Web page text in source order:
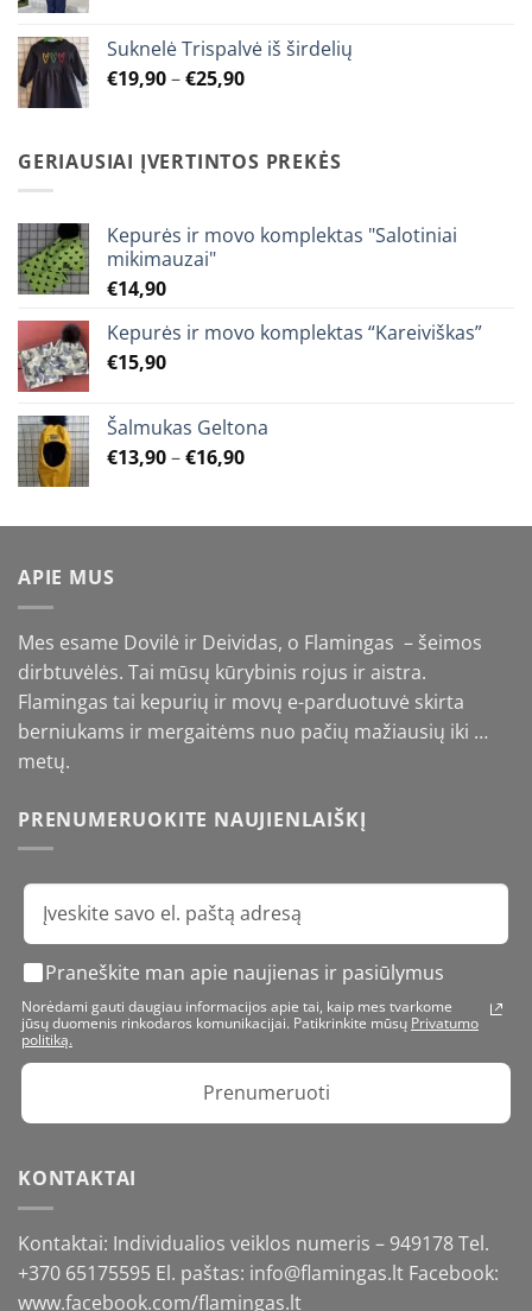
through
€15,90
Suknelė Trispalvė iš širdelių
€19,90–€25,90Price
through
€25,90
GERIAUSIAI ĮVERTINTOS PREKĖS
Kepurės ir movo komplektas "Salotiniai
mikimauzai"
€14,90
Kepurės ir movo komplektas “Kareiviškas”
€15,90
Šalmukas Geltona
€13,90–€16,90Price
through
APIE MUS
Mes esame Dovilė ir Deividas, o Flamingas – šeimos
dirbtuvėlės. Tai mūsų kūrybinis rojus ir aistra.
Flamingas tai kepurių ir movų e-parduotuvė skirta
berniukams ir mergaitėms nuo pačių mažiausių iki …
metų.
PRENUMERUOKITE NAUJIENLAIŠKĮ
Praneškite man apie naujienas ir pasiūlymus
Norėdami gauti daugiau informacijos apie tai, kaip mes tvarkome
jūsų duomenis rinkodaros komunikacijai. Patikrinkite mūsų Privatumo
politiką.
Prenumeruoti
KONTAKTAI
Kontaktai: Individualios veiklos numeris – 949178 Tel.
+370 65175595 El. paštas: info@flamingas.lt Facebook:
www.facebook.com/flamingas.lt